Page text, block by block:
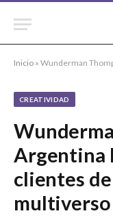
Inicio » Wunderman Thompson
CREATIVIDAD
Argentina
clientes